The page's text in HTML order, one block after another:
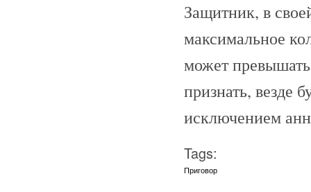
Защитник, в
максимальное
может
признать, везде
исключением
Tags:
Приговор